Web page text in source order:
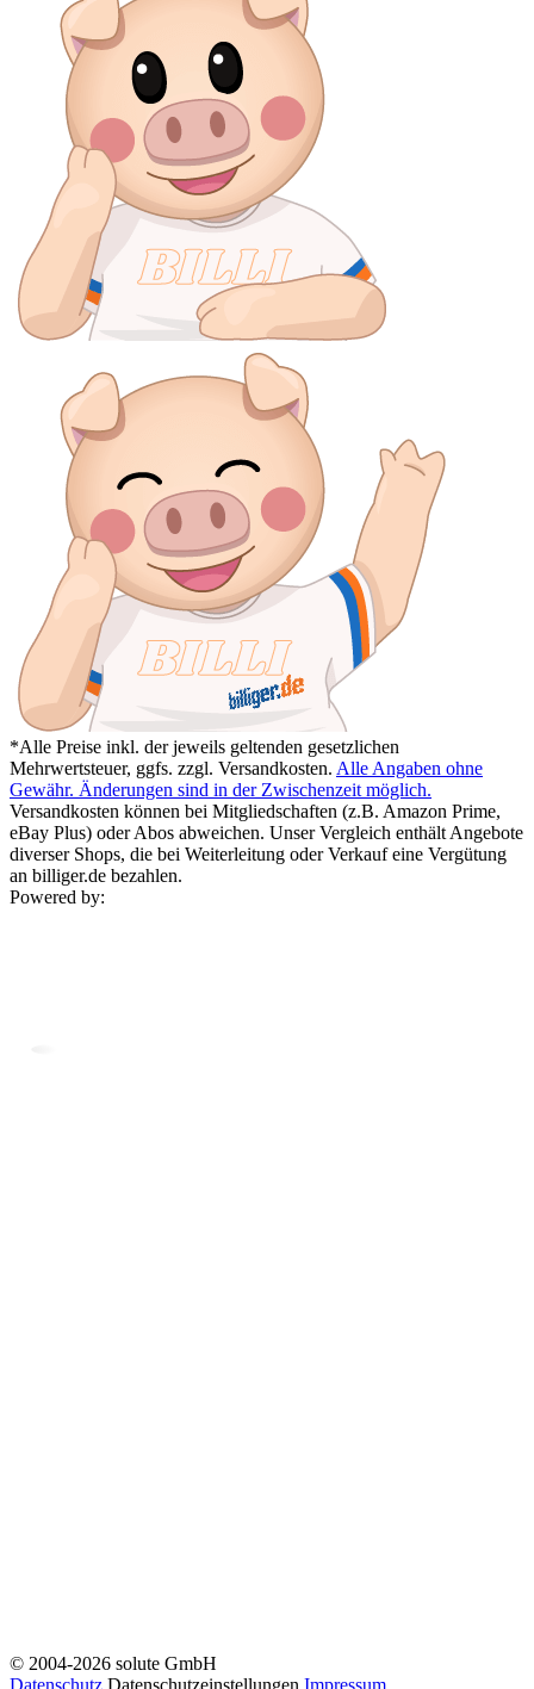
*Alle Preise inkl. der jeweils geltenden gesetzlichen
Mehrwertsteuer, ggfs. zzgl. Versandkosten. Alle Angaben ohne
Gewähr. Änderungen sind in der Zwischenzeit möglich.
Versandkosten können bei Mitgliedschaften (z.B. Amazon Prime,
eBay Plus) oder Abos abweichen. Unser Vergleich enthält Angebote
diverser Shops, die bei Weiterleitung oder Verkauf eine Vergütung
an billiger.de bezahlen.
Powered by:
© 2004-2026 solute GmbH
Datenschutz Datenschutzeinstellungen Impressum